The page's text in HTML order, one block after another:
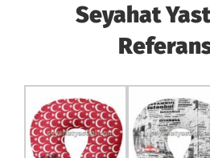
Seyahat